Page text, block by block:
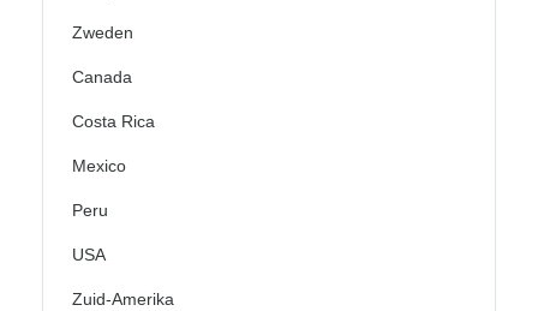
Zweden
Canada
Costa Rica
Mexico
Peru
USA
Zuid-Amerika